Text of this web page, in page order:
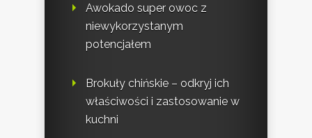
Awokado super owoc z
niewykorzystanym
potencjałem
Brokuły chińskie – odkryj ich
właściwości i zastosowanie w
kuchni